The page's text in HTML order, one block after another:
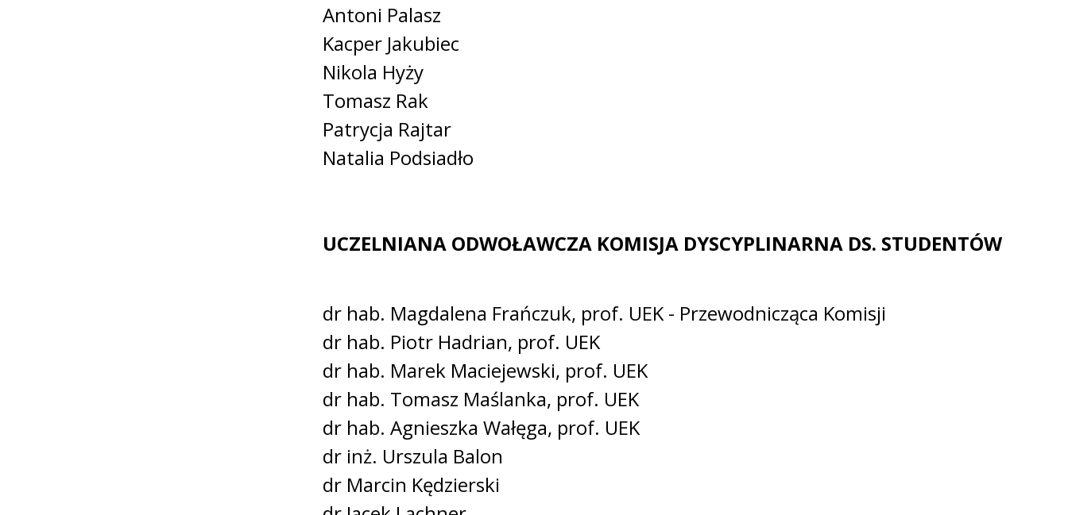
Antoni Palasz
Kacper Jakubiec
Nikola Hyży
Tomasz Rak
Patrycja Rajtar
Natalia Podsiadło
UCZELNIANA ODWOŁAWCZA KOMISJA DYSCYPLINARNA DS. STUDENTÓW
dr hab. Magdalena Frańczuk, prof. UEK - Przewodnicząca Komisji
dr hab. Piotr Hadrian, prof. UEK
dr hab. Marek Maciejewski, prof. UEK
dr hab. Tomasz Maślanka, prof. UEK
dr hab. Agnieszka Wałęga, prof. UEK
dr inż. Urszula Balon
dr Marcin Kędzierski